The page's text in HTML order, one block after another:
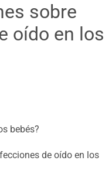
sobre
oído en los
bebés?
de oído en los